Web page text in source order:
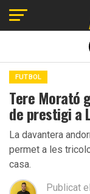
FUTBOL
Tere Morató
de prestigi a
La davantera
permet a les
casa.
Publicat el